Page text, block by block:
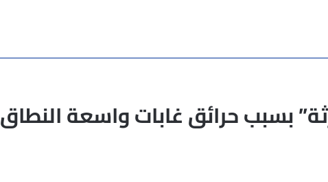
بسبب حرائق غابات واسعة النطاق